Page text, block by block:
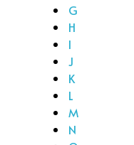
G
H
I
J
K
L
M
N